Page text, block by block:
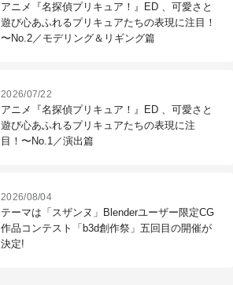
アニメ『名探偵プリキュア！』ED 、可愛さと
遊び心あふれるプリキュアたちの表現に注目！
〜No.2／モデリング＆リギング篇
2026/07/22
アニメ『名探偵プリキュア！』ED 、可愛さと
遊び心あふれるプリキュアたちの表現に注
目！〜No.1／演出篇
2026/08/04
テーマは「スザンヌ」Blenderユーザー限定CG
作品コンテスト「b3d創作祭」五回目の開催が
決定!